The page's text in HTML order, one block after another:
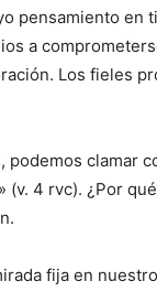
pensamiento en
a
Los fieles
podemos clamar
(v. 4 rvc). ¿Por
fija en